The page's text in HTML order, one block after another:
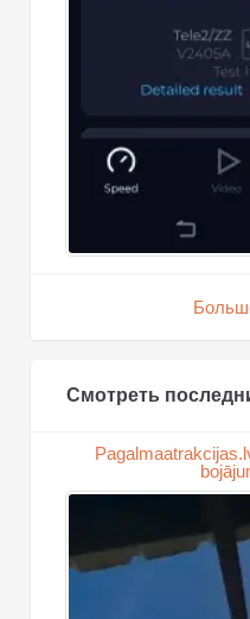
Смотреть